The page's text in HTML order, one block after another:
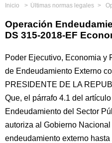
Inicio Últimas normas legales
Operación
DS 315-2018-EF
Poder Ejecutivo, Economia y
de Endeudamiento Externo
PRESIDENTE DE LA
Que, el párrafo 4.1 del
Endeudamiento del Sector
autoriza al Gobierno
endeudamiento externo